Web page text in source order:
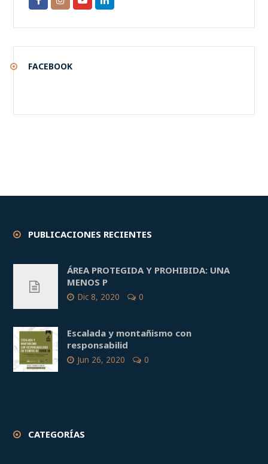
FACEBOOK
PUBLICACIONES RECIENTES
ÁREA PROTEGIDA Y PROHIBIDA: UNA
MENOS P
Dic 8, 2020 0
Escalada y montañismo con
responsabilid
Jun 26, 2020 0
CATEGORÍAS